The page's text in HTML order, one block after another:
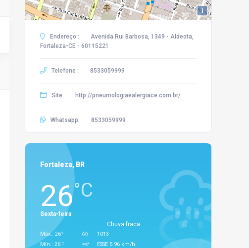
i
Endereço :
Avenida Rui Barbosa, 1349 - Aldeota,
Fortaleza-CE - 60115221
Telefone : 8533059999
Site: http://pneumologiaealergiace.com.br/
Whatsapp: 8533059999
Fortaleza, BR
26°C
Chuva fraca
Sexta-feira
Máx.: 26°C
Mín.: 26°C
1013
ESSE 5.96 km/h